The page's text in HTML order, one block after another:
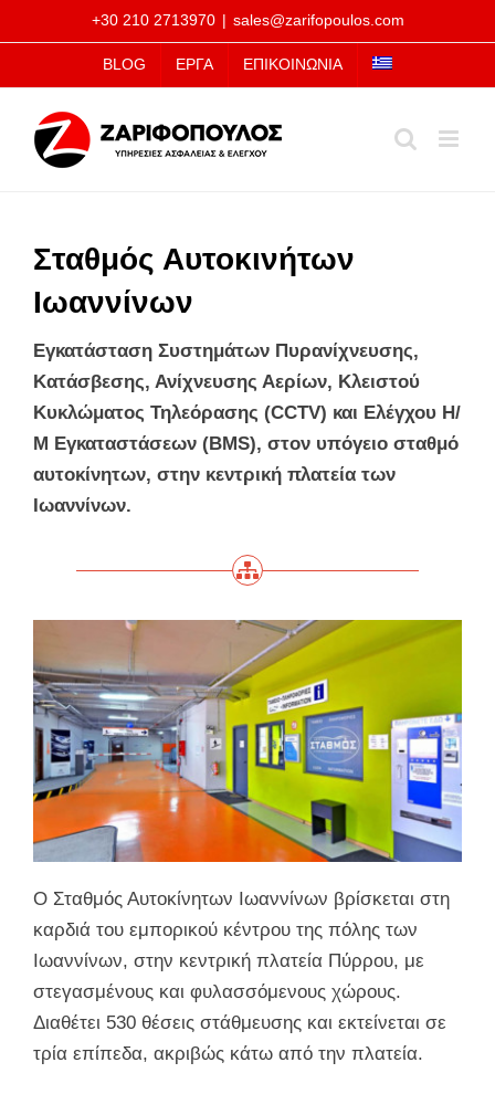
στο
περιεχόμενο
+30 210 2713970 | sales@zarifopoulos.com
BLOG ΕΡΓΑ ΕΠΙΚΟΙΝΩΝΙΑ
Σταθμός Αυτοκινήτων
Ιωαννίνων
Εγκατάσταση Συστημάτων Πυρανίχνευσης,
Κατάσβεσης, Ανίχνευσης Αερίων, Κλειστού
Κυκλώματος Τηλεόρασης (CCTV) και Ελέγχου Η/
Μ Εγκαταστάσεων (BMS), στoν υπόγειο σταθμό
αυτοκίνητων, στην κεντρική πλατεία των
Ιωαννίνων.
Ο Σταθμός Αυτοκίνητων Ιωαννίνων βρίσκεται στη
καρδιά του εμπορικού κέντρου της πόλης των
Ιωαννίνων, στην κεντρική πλατεία Πύρρου, με
στεγασμένους και φυλασσόμενους χώρους.
Διαθέτει 530 θέσεις στάθμευσης και εκτείνεται σε
τρία επίπεδα, ακριβώς κάτω από την πλατεία.